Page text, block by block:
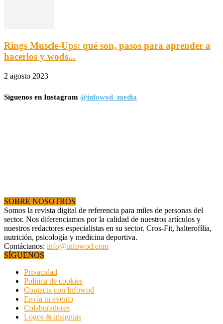
Rings Muscle-Ups: qué son, pasos para aprender a
hacerlos y wods...
2 agosto 2023
Síguenos en Instagram @infowod_media
SOBRE NOSOTROS
Somos la revista digital de referencia para miles de personas del
sector. Nos diferenciamos por la calidad de nuestros artículos y
nuestros redactores especialistas en su sector. Cros-Fit, halterofília,
nutrición, psicología y medicina deportiva.
Contáctanos: info@infowod.com
SÍGUENOS
Privacidad
Política de cookies
Contacta con Infowod
Envía tu evento
Colaboradores
Logos & insignias